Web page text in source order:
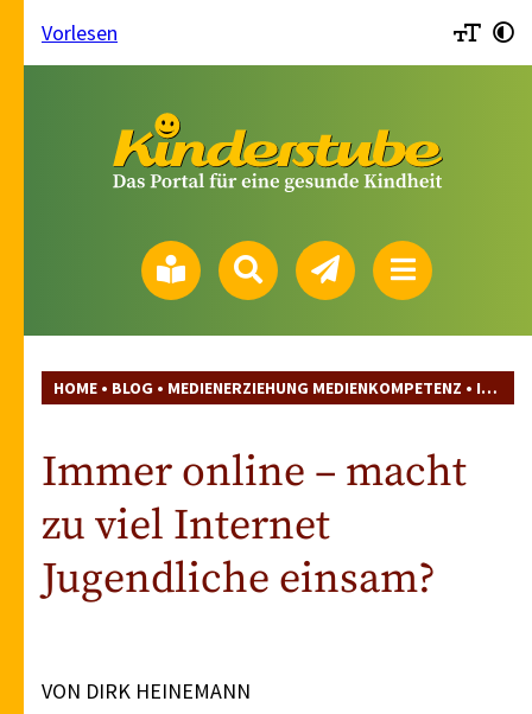
Vorlesen
HOME • BLOG • MEDIENERZIEHUNG MEDIENKOMPETENZ • IMMER ONLINE – MACHT ZU VIEL INTERNET JUGENDLICHE EINSAM?
Immer online – macht
zu viel Internet
Jugendliche einsam?
VON DIRK HEINEMANN